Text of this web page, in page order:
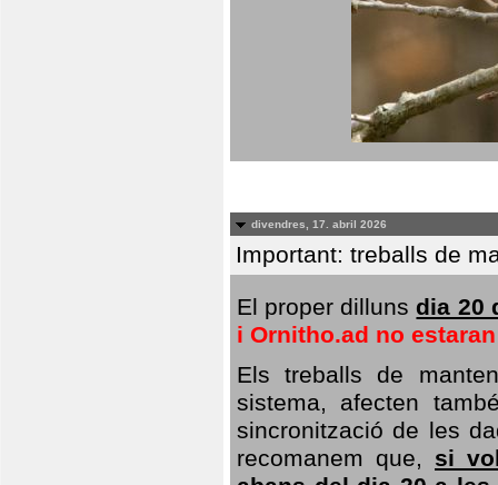
divendres, 17. abril 2026
Important: treballs de
El proper dilluns dia 20
i Ornitho.ad no
Els treballs de
sistema, afecten
sincronització de les
recomanem que, si